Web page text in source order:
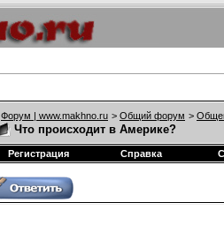
Форум | www.makhno.ru > Общий форум >
Что происходит в Америке?
Регистрация Справка